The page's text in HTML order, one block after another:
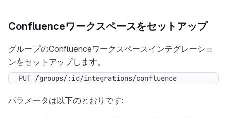
Confluenceワークスペースをセットアップ
グループのConfluenceワークスペースインテグレーショ
ンをセットアップします。
PUT /groups/:id/integrations/confluence
パラメータは以下のとおりです: